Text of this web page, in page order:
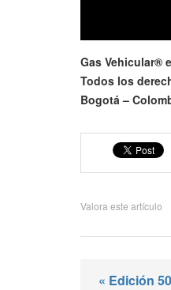
Gas Vehicular®
Todos los
Bogotá –
Valora este artículo
« Edición 50